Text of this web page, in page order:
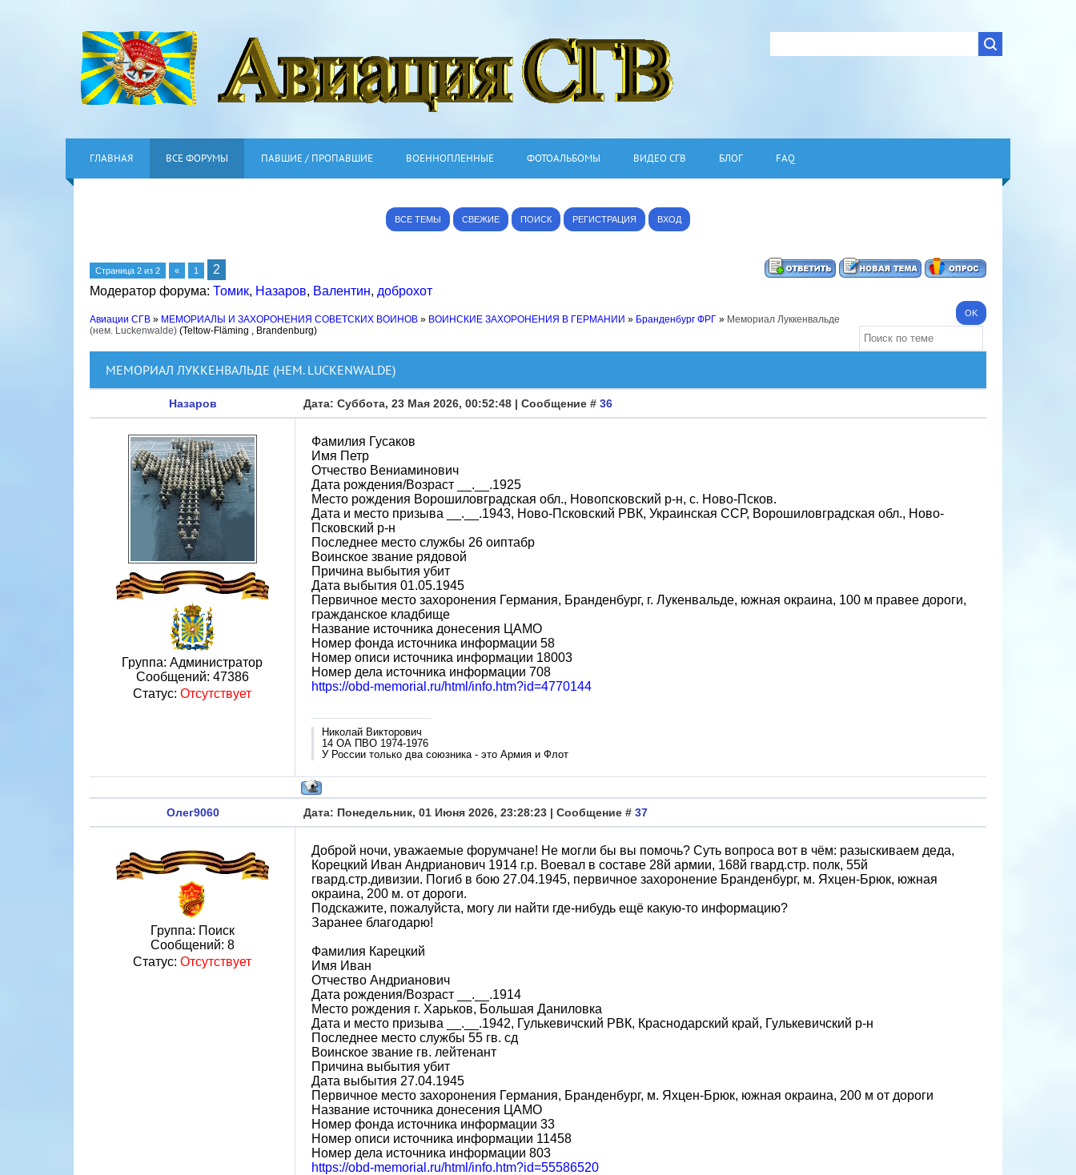
ГЛАВНАЯ ВСЕ ФОРУМЫ ПАВШИЕ / ПРОПАВШИЕ ВОЕННОПЛЕННЫЕ ФОТОАЛЬБОМЫ ВИДЕО СГВ БЛОГ FAQ
ВСЕ ТЕМЫ СВЕЖИЕ ПОИСК РЕГИСТРАЦИЯ ВХОД
Страница 2 из 2 « 1
2
Модератор форума: Томик, Назаров, Валентин, доброхот
Авиации СГВ » МЕМОРИАЛЫ И ЗАХОРОНЕНИЯ СОВЕТСКИХ ВОИНОВ » ВОИНСКИЕ ЗАХОРОНЕНИЯ В ГЕРМАНИИ » Бранденбург ФРГ » Мемориал Луккенвальде
(нем. Luckenwalde) (Teltow-Fläming , Brandenburg)
МЕМОРИАЛ ЛУККЕНВАЛЬДЕ (НЕМ. LUCKENWALDE)
Назаров Дата: Суббота, 23 Мая 2026, 00:52:48 | Сообщение # 36
Группа: Администратор
Сообщений: 47386
Статус: Отсутствует
Фамилия Гусаков
Имя Петр
Отчество Вениаминович
Дата рождения/Возраст __.__.1925
Место рождения Ворошиловградская обл., Новопсковский р-н, с. Ново-Псков.
Дата и место призыва __.__.1943, Ново-Псковский РВК, Украинская ССР, Ворошиловградская обл., Ново-
Псковский р-н
Последнее место службы 26 оиптабр
Воинское звание рядовой
Причина выбытия убит
Дата выбытия 01.05.1945
Первичное место захоронения Германия, Бранденбург, г. Лукенвальде, южная окраина, 100 м правее дороги,
гражданское кладбище
Название источника донесения ЦАМО
Номер фонда источника информации 58
Номер описи источника информации 18003
Номер дела источника информации 708
https://obd-memorial.ru/html/info.htm?id=4770144
Николай Викторович
14 ОА ПВО 1974-1976
У России только два союзника - это Армия и Флот
Олег9060 Дата: Понедельник, 01 Июня 2026, 23:28:23 | Сообщение # 37
Группа: Поиск
Сообщений: 8
Статус: Отсутствует
Доброй ночи, уважаемые форумчане! Не могли бы вы помочь? Суть вопроса вот в чём: разыскиваем деда,
Корецкий Иван Андрианович 1914 г.р. Воевал в составе 28й армии, 168й гвард.стр. полк, 55й
гвард.стр.дивизии. Погиб в бою 27.04.1945, первичное захоронение Бранденбург, м. Яхцен-Брюк, южная
окраина, 200 м. от дороги.
Подскажите, пожалуйста, могу ли найти где-нибудь ещё какую-то информацию?
Заранее благодарю!
Фамилия Карецкий
Имя Иван
Отчество Андрианович
Дата рождения/Возраст __.__.1914
Место рождения г. Харьков, Большая Даниловка
Дата и место призыва __.__.1942, Гулькевичский РВК, Краснодарский край, Гулькевичский р-н
Последнее место службы 55 гв. сд
Воинское звание гв. лейтенант
Причина выбытия убит
Дата выбытия 27.04.1945
Первичное место захоронения Германия, Бранденбург, м. Яхцен-Брюк, южная окраина, 200 м от дороги
Название источника донесения ЦАМО
Номер фонда источника информации 33
Номер описи источника информации 11458
Номер дела источника информации 803
https://obd-memorial.ru/html/info.htm?id=55586520